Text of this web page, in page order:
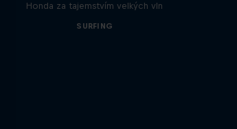
Honda za tajemstvím velkých vln
SURFING